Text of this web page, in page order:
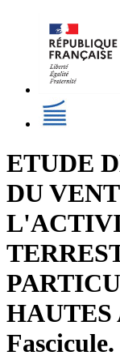
ETUDE
DU
HAUTES
Fascicule.